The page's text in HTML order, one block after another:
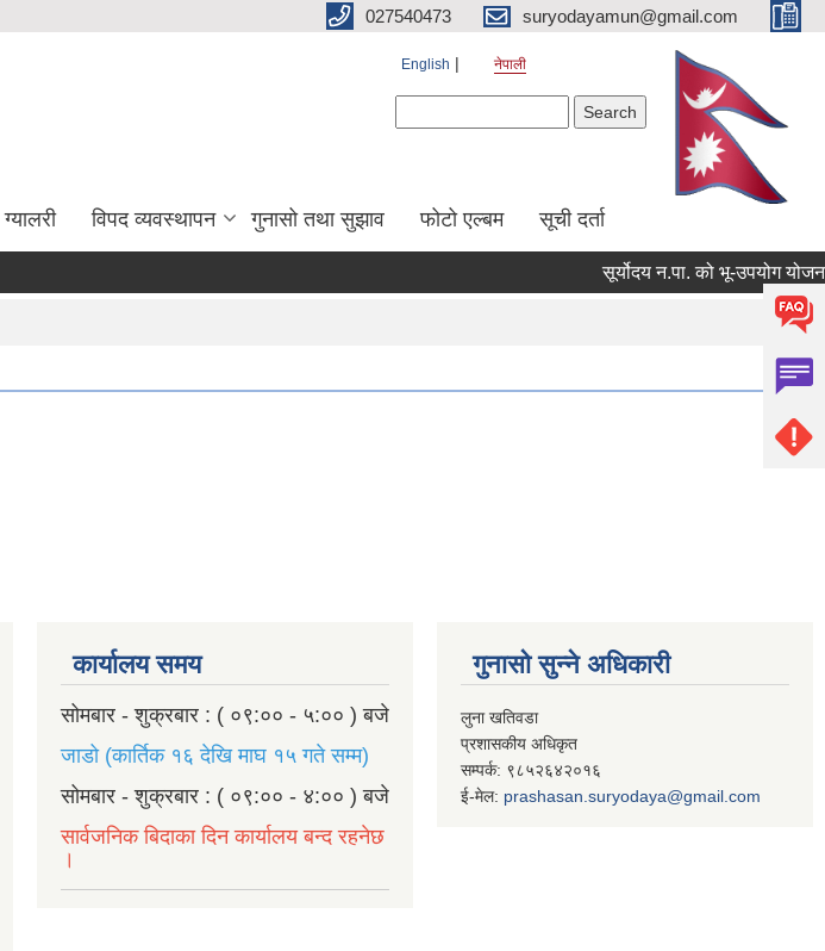
027540473 suryodayamun@gmail.com
English नेपाली
ग्यालरी विपद व्यवस्थापन गुनासो तथा सुझाव फोटो एल्बम सूची दर्ता
सूर्योदय न.पा. को भू-उपयोग योजना
कार्यालय समय
सोमबार - शुक्रबार : ( ०९:०० - ५:०० ) बजे
जाडो (कार्तिक १६ देखि माघ १५ गते सम्म)
सोमबार - शुक्रबार : ( ०९:०० - ४:०० ) बजे
सार्वजनिक बिदाका दिन कार्यालय बन्द रहनेछ
।
गुनासो सुन्ने अधिकारी
लुना खतिवडा
प्रशासकीय अधिकृत
सम्पर्क: ९८५२६४२०१६
ई-मेल: prashasan.suryodaya@gmail.com